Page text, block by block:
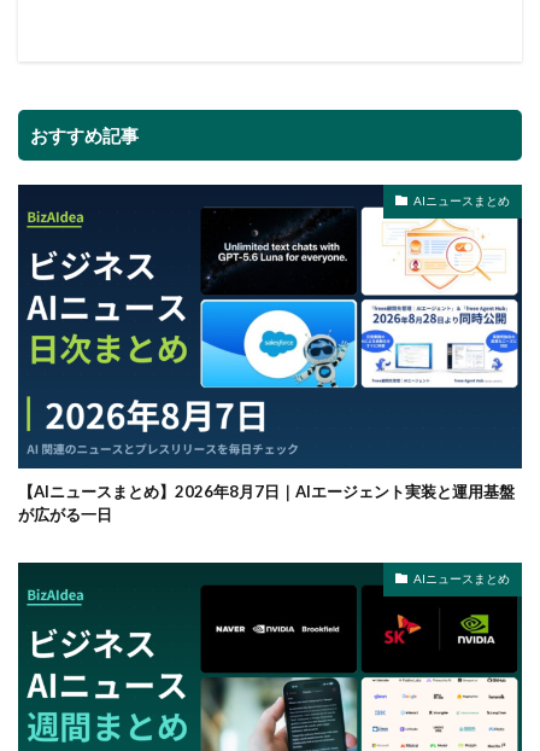
おすすめ記事
AIニュースまとめ
【AIニュースまとめ】2026年8月7日｜AIエージェント実装と運用基盤
が広がる一日
AIニュースまとめ